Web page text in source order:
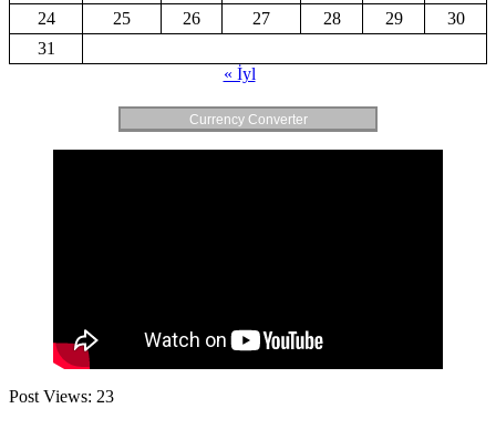
24
25 26 27 28 29
30
31
« İyl
Currency Converter
Post Views: 23